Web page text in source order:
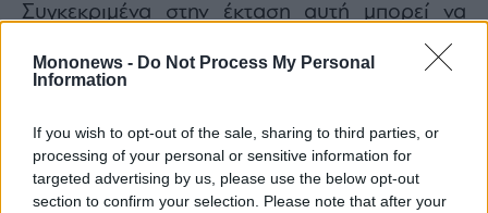
Mononews - Do Not Process My Personal
Information
If you wish to opt-out of the sale, sharing to third parties, or
processing of your personal or sensitive information for
targeted advertising by us, please use the below opt-out
section to confirm your selection. Please note that after your
Συγκεκριμένα στην έκταση αυτή μπορεί να
κατασκευαστούν ξενοδοχεία 4 και 5 αστέρων
200 κλινών, επιπλωμένα διαμερίσματα,
κλινών, καζίνο, mini γήπεδο γκολφ, spa,
μαρίνα ελλιμενισμού σκαφών αναψυχής,
ελικοδρόμιο, αθλητικές εγκαταστάσεις,